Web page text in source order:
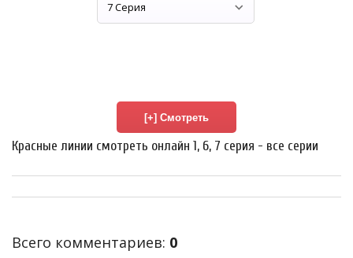
Красные линии смотреть онлайн 1, 6, 7 серия - все серии
Всего комментариев: 0